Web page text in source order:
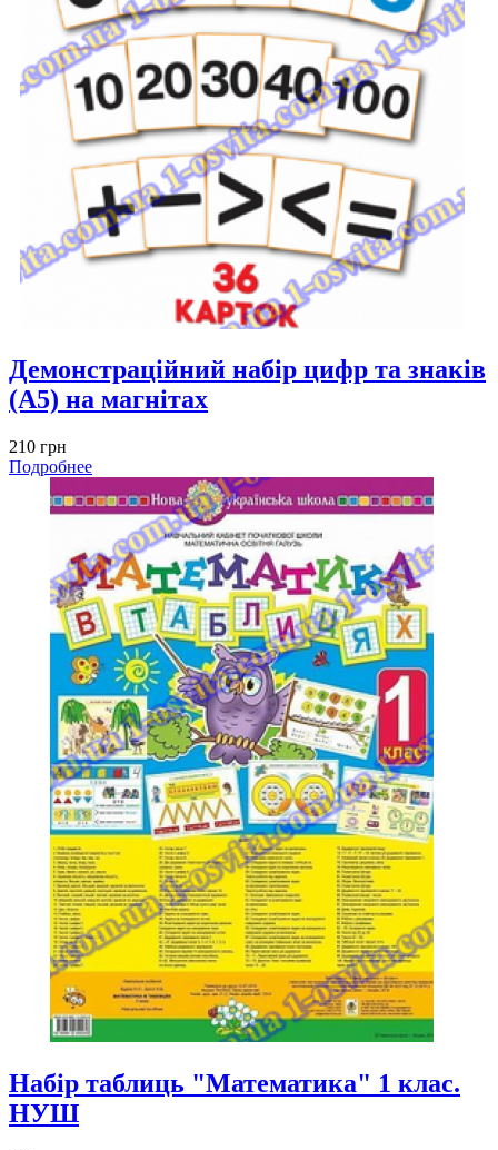
Демонстраційний набір цифр та знаків
(А5) на магнітах
210 грн
Подробнее
Набір таблиць "Математика" 1 клас.
НУШ